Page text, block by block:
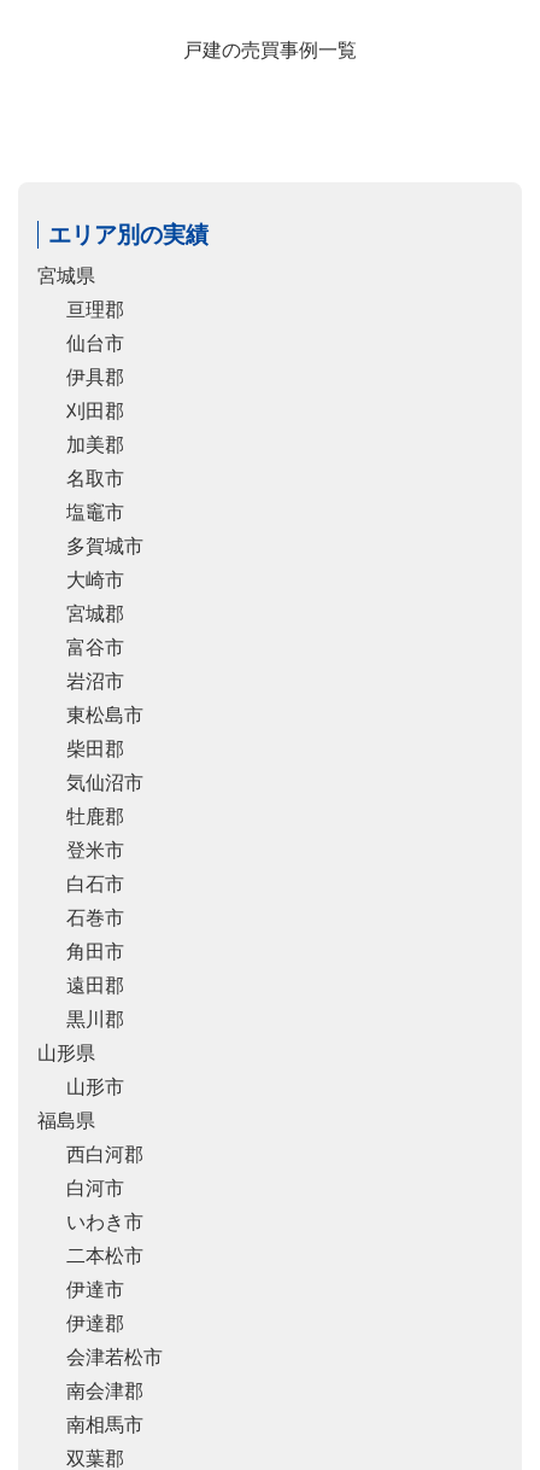
戸建の売買事例一覧
エリア別の実績
宮城県
亘理郡
仙台市
伊具郡
刈田郡
加美郡
名取市
塩竈市
多賀城市
大崎市
宮城郡
富谷市
岩沼市
東松島市
柴田郡
気仙沼市
牡鹿郡
登米市
白石市
石巻市
角田市
遠田郡
黒川郡
山形県
山形市
福島県
西白河郡
白河市
いわき市
二本松市
伊達市
伊達郡
会津若松市
南会津郡
南相馬市
双葉郡